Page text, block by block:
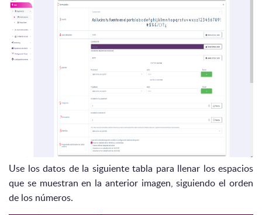
Use los datos de la siguiente tabla para llenar los espacios
que se muestran en la anterior imagen, siguiendo el orden
de los números.